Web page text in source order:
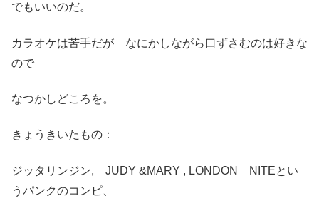
でもいいのだ。
カラオケは苦手だが なにかしながら口ずさむのは好きな
ので
なつかしどころを。
きょうきいたもの：
ジッタリンジン, JUDY &MARY , LONDON NITEとい
うパンクのコンピ、